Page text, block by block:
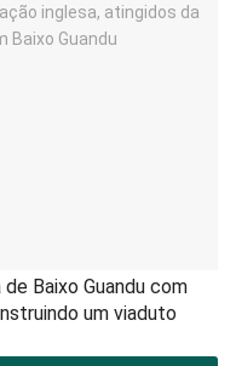
Baixo Guandu com
um viaduto